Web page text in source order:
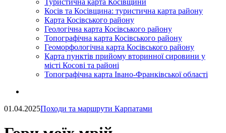
Туристична карта Косівщини
Косів та Косівщина: туристична карта району
Карта Косівського району
Геологічна карта Косівського району
Топографічна карта Косівського району
Геоморфологічна карта Косівського району
Карта пунктів прийому вторинної сировини у
місті Косові та районі
Топографічна карта Івано-Франківської області
01.04.2025Походи та маршрути Карпатами